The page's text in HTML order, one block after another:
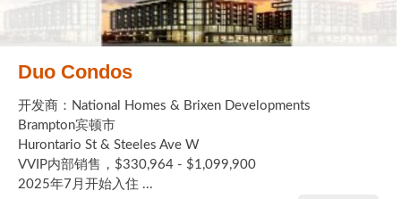
Duo Condos
开发商：National Homes & Brixen Developments
Brampton宾顿市
Hurontario St & Steeles Ave W
VVIP内部销售，$330,964 - $1,099,900
2025年7月开始入住 ...